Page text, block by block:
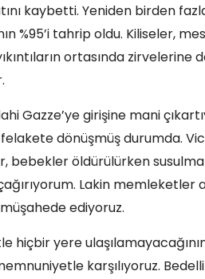
kaybetti. Yeniden birden
%95’i tahrip oldu. Kiliseler,
ortasında
Gazze’ye girişine mani
dönüşmüş durumda.
bebekler öldürülürken
Lakin memleketler
ediyoruz.
hiçbir yere
karşılıyoruz.